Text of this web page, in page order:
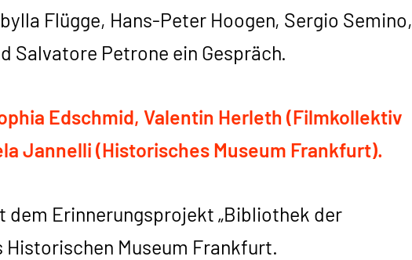
Flügge, Hans-Peter Hoogen, Sergio Semino,
Salvatore Petrone ein Gespräch.
Edschmid, Valentin Herleth (Filmkollektiv
Jannelli (Historisches Museum Frankfurt).
dem Erinnerungsprojekt „Bibliothek der
Historischen Museum Frankfurt.